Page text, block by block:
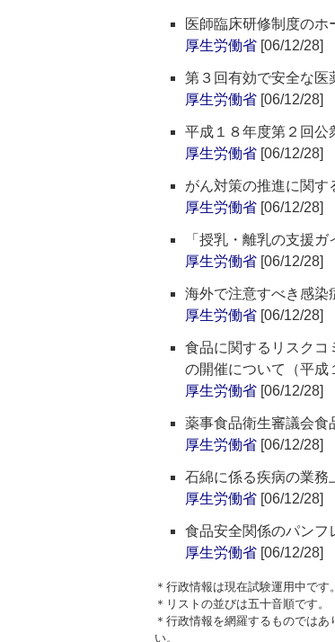
医師臨床研修制度のホ
厚生労働省 [06/12/28]
第３回有効で安全な医
厚生労働省 [06/12/28]
平成１８年度第２回公
厚生労働省 [06/12/28]
がん対策の推進に関す
厚生労働省 [06/12/28]
「授乳・離乳の支援
厚生労働省 [06/12/28]
海外で注意すべき感染
厚生労働省 [06/12/28]
食品に関するリスクコ
の開催について（平
厚生労働省 [06/12/28]
薬事食品衛生審議会食
厚生労働省 [06/12/28]
石綿に係る疾病の業務
厚生労働省 [06/12/28]
食品安全関係のパンフ
厚生労働省 [06/12/28]
＊行政情報は現在試験運用中です。
＊リストの並びは五十音順です。
＊行政情報を網羅するものでは
い。